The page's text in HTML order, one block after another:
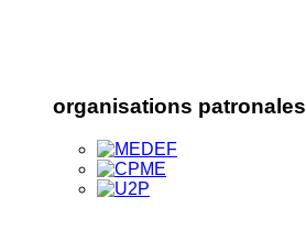
organisations patronales